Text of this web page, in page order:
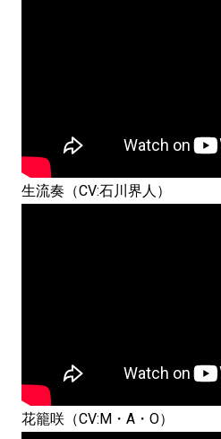
生流奏（CV:石川界人）
花籠咲（CV:M・A・O）